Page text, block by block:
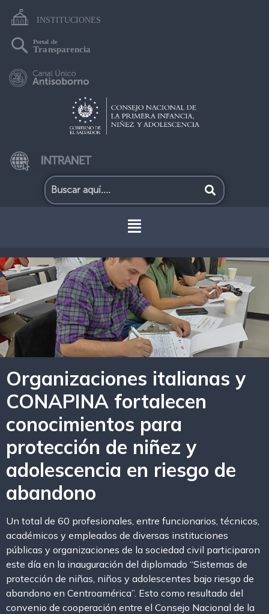
Organizaciones italianas y
CONAPINA fortalecen
conocimientos para
protección de niñez y
adolescencia en riesgo de
abandono
Un total de 60 profesionales, entre funcionarios, técnicos,
académicos y empleados de diversas instituciones
públicas y organizaciones de la sociedad civil participaron
este día en la inauguración del diplomado “Sistemas de
protección de niñas, niños y adolescentes bajo riesgo de
abandono en Centroamérica”. Esto como resultado del
convenio de cooperación entre el Consejo Nacional de la